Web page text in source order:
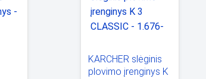
KARCHER slėginis
plovimo įrenginys K